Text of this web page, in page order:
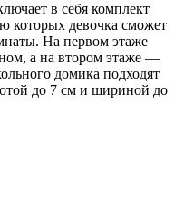
в себя комплект
которых девочка сможет
На первом этаже
а на втором этаже —
домика подходят
до 7 см и шириной до